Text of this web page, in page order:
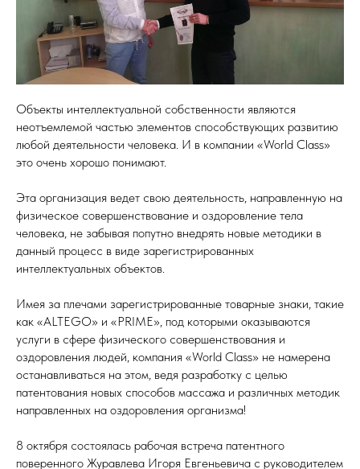
Объекты интеллектуальной собственности являются
неотъемлемой частью элементов способствующих развитию
любой деятельности человека. И в компании «World Class»
это очень хорошо понимают.
Эта организация ведет свою деятельность, направленную на
физическое совершенствование и оздоровление тела
человека, не забывая попутно внедрять новые методики в
данный процесс в виде зарегистрированных
интеллектуальных объектов.
Имея за плечами зарегистрированные товарные знаки, такие
как «ALTEGO» и «PRIME», под которыми оказываются
услуги в сфере физического совершенствования и
оздоровления людей, компания «World Class» не намерена
останавливаться на этом, ведя разработку с целью
патентования новых способов массажа и различных методик
направленных на оздоровления организма!
8 октября состоялась рабочая встреча патентного
поверенного Журавлева Игоря Евгеньевича с руководителем